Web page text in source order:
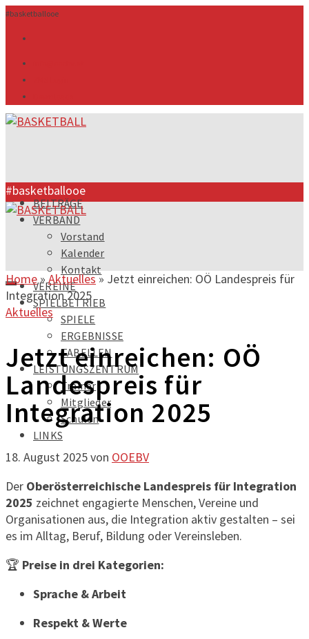
#basketballooe
BEITRÄGE
VERBAND
Vorstand
Kalender
Kontakt
VEREINE
SPIELBETRIEB
SPIELE
ERGEBNISSE
TABELLEN
LEISTUNGSZENTRUM
Trainer
Mitglieder
Schulen
LINKS
#basketballooe
Home» Aktuelles» Jetzt einreichen: OÖ Landespreis für
Integration 2025
Aktuelles
Jetzt einreichen: OÖ
Landespreis für
Integration 2025
18. August 2025von OOEBV
Der Oberösterreichische Landespreis für Integration
2025 zeichnet engagierte Menschen, Vereine und
Organisationen aus, die Integration aktiv gestalten – sei
es im Alltag, Beruf, Bildung oder Vereinsleben.
🏆 Preise in drei Kategorien:
Sprache & Arbeit
Respekt & Werte